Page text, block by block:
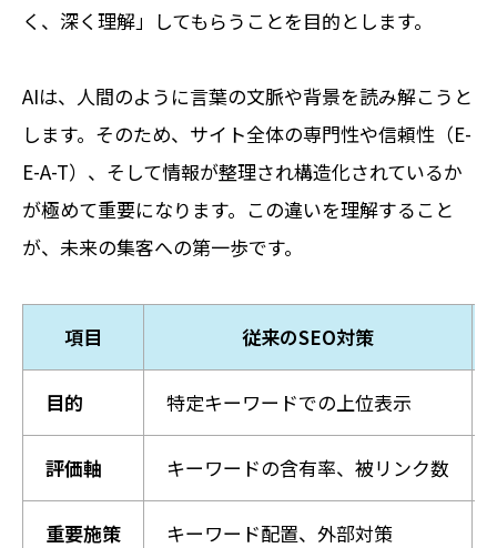
く、深く理解」してもらうことを目的とします。
AIは、人間のように言葉の文脈や背景を読み解こうと
します。そのため、サイト全体の専門性や信頼性（E-
E-A-T）、そして情報が整理され構造化されているか
が極めて重要になります。この違いを理解すること
が、未来の集客への第一歩です。
項目 従来のSEO対策
目的 特定キーワードでの上位表示
評価軸 キーワードの含有率、被リンク数
重要施策 キーワード配置、外部対策